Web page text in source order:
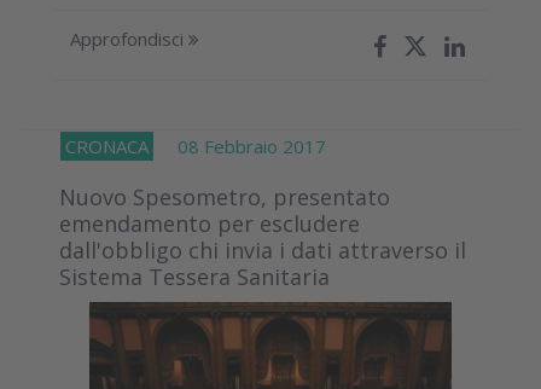
Approfondisci
CRONACA 08 Febbraio 2017
Nuovo Spesometro, presentato
emendamento per escludere
dall'obbligo chi invia i dati attraverso il
Sistema Tessera Sanitaria